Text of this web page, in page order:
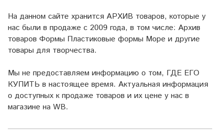
На данном сайте хранится АРХИВ товаров, которые у
нас были в продаже с 2009 года, в том числе: Архив
товаров Формы Пластиковые формы Море и другие
товары для творчества.
Мы не предоставляем информацию о том, ГДЕ ЕГО
КУПИТЬ в настоящее время. Актуальная информация
о доступных к продаже товаров и их цене у нас в
магазине на WB.